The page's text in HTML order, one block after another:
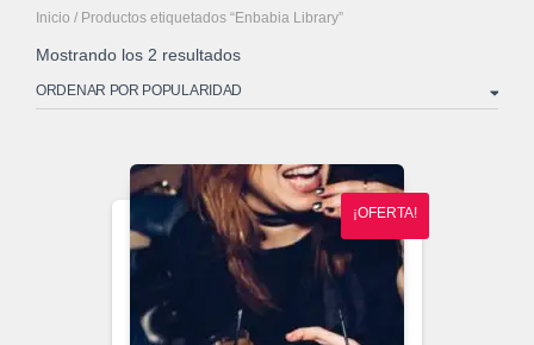
Inicio / Productos etiquetados “Enbabia Library”
Mostrando los 2 resultadosOrdenado
popularidad
¡OFERTA!